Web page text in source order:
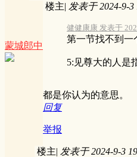
蒙城郎中
楼主| 发表于 2024-9-3
健健康康 发表于
第一节找不到一
5:见尊大的人是
都是你认为的意思。
回复
举报
楼主| 发表于 2024-9-3